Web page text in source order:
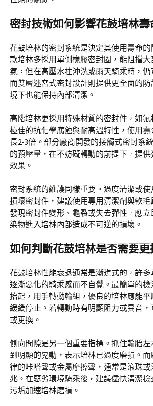
密封技術如何影響花鼓培林壽
花鼓培林的密封系統是決定其使用壽命
款培林多採用單側橡膠密封圈，能阻擋
氣，但在高壓水柱沖洗或雨天騎乘時，仍
而雙層迷宮式密封設計則提供更全面的
境下也能保持內部清潔。
高階培林更採用特殊材質的密封件，如
極佳的抗化學腐蝕與耐高溫特性，使用
長2-3倍。部分廠商開發的接觸式密封系
的預壓量，在不妨礙轉動的前提下，提
效果。
密封系統的維護同樣重要。過度清潔或
損壞密封件，建議使用專用清潔劑與軟
發現密封件變形、龜裂或失去彈性，應
染物進入培林內部造成不可逆的損壞。
如何判斷花鼓培林是否需要更
花鼓培林性能衰退通常是漸進式的，許多
逐漸惡化的騎乘感而不自覺。最簡單的
抬起，用手轉動輪組，優良的培林應能
緩緩停止。若轉動時有明顯阻力或異音
或更換。
側向間隙是另一個重要指標。抓住輪胎
到明顯的晃動，表示培林已過度磨損。
律的咔嗒聲或金屬摩擦聲，通常是滾珠
兆。在惡劣環境騎乘後，建議儘快清潔
污垢加速培林磨損。